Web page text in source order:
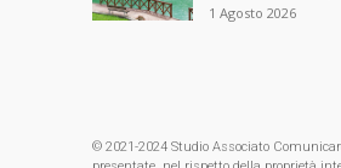
1 Agosto 2026
© 2021-2024 Studio Associato